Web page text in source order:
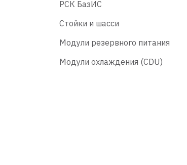
РСК БазИС
Стойки и шасси
Модули резервного питания
Модули охлаждения (CDU)